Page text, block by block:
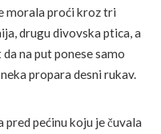
morala proći kroz tri
drugu divovska ptica, a
na put ponese samo
propara desni rukav.
pred pećinu koju je čuvala